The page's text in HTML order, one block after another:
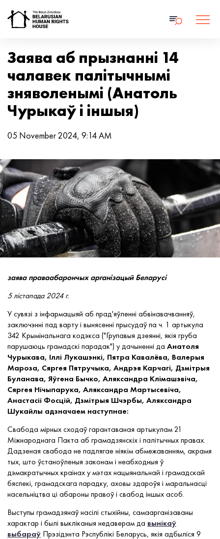
Заява аб прызнанні 14
чалавек палітычнымі
зняволенымі (Анатоль
Чурыкаў і іншыя)
05 November 2024, 9:14 AM
заява праваабарончых арганізацый Беларусі
5 лістапада 2024 г.
У сувязі з інфармацыяй аб прад'яўленні абвінавачванняў,
заключэнні пад варту і вынясенні прысудаў па ч. 1 артыкула
342 Крымінальнага кодэкса ("Групавыя дзеянні, якія груба
парушаюць грамадскі парадак") у дачыненні да Анатоля
Чурыкава, Іллі Лукашэнкі, Пятра Кавалёва, Валерыя
Мароза, Сяргея Пятручыка, Андрэя Карчагі, Дзмітрыя
Буланава, Яўгена Бычко, Аляксандра Клімашэвіча,
Сяргея Нічыпарука, Аляксандра Мартысевіча,
Анастасіі Фосцій, Дзмітрыя Шчэрбы, Аляксандра
Шукайлы адзначаем наступнае:
Свабода мірных сходаў гарантаваная артыкулам 21
Міжнароднага Пакта аб грамадзянскіх і палітычных правах.
Дадзеная свабода не падлягае ніякім абмежаванням, акрамя
тых, што ўстаноўленыя законам і неабходныя ў
дэмакратычных краінах у мэтах нацыянальнай і грамадскай
бяспекі, грамадскага парадку, аховы здароўя і маральнасці
насельніцтва ці абароны правоў і свабод іншых асоб.
Выступы грамадзянаў насілі стыхійны, самаарганізаваны
характар і былі выкліканыя недаверам да вынікаў
выбараў Прэзідэнта Рэспублікі Беларусь, якія адбыліся 9